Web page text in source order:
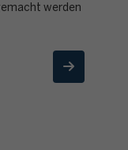
werden